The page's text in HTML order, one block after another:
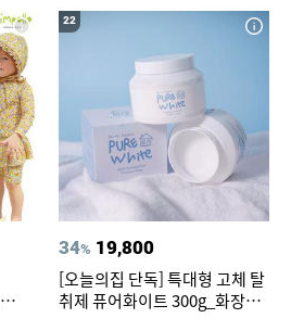
22
34% 19,800
[오늘의집 단독] 특대형 고체 탈
취제 퓨어화이트 300g_화장실